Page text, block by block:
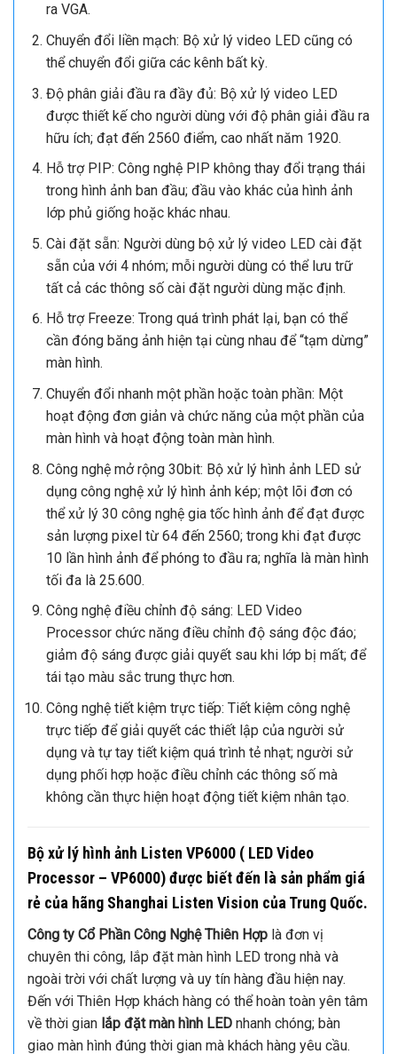
ra VGA.
Chuyển đổi liền mạch: Bộ xử lý video LED cũng có
thể chuyển đổi giữa các kênh bất kỳ.
Độ phân giải đầu ra đầy đủ: Bộ xử lý video LED
được thiết kế cho người dùng với độ phân giải đầu ra
hữu ích; đạt đến 2560 điểm, cao nhất năm 1920.
Hỗ trợ PIP: Công nghệ PIP không thay đổi trạng thái
trong hình ảnh ban đầu; đầu vào khác của hình ảnh
lớp phủ giống hoặc khác nhau.
Cài đặt sẵn: Người dùng bộ xử lý video LED cài đặt
sẵn của với 4 nhóm; mỗi người dùng có thể lưu trữ
tất cả các thông số cài đặt người dùng mặc định.
Hỗ trợ Freeze: Trong quá trình phát lại, bạn có thể
cần đóng băng ảnh hiện tại cùng nhau để “tạm dừng”
màn hình.
Chuyển đổi nhanh một phần hoặc toàn phần: Một
hoạt động đơn giản và chức năng của một phần của
màn hình và hoạt động toàn màn hình.
Công nghệ mở rộng 30bit: Bộ xử lý hình ảnh LED sử
dụng công nghệ xử lý hình ảnh kép; một lõi đơn có
thể xử lý 30 công nghệ gia tốc hình ảnh để đạt được
sản lượng pixel từ 64 đến 2560; trong khi đạt được
10 lần hình ảnh để phóng to đầu ra; nghĩa là màn hình
tối đa là 25.600.
Công nghệ điều chỉnh độ sáng: LED Video
Processor chức năng điều chỉnh độ sáng độc đáo;
giảm độ sáng được giải quyết sau khi lớp bị mất; để
tái tạo màu sắc trung thực hơn.
Công nghệ tiết kiệm trực tiếp: Tiết kiệm công nghệ
trực tiếp để giải quyết các thiết lập của người sử
dụng và tự tay tiết kiệm quá trình tẻ nhạt; người sử
dụng phối hợp hoặc điều chỉnh các thông số mà
không cần thực hiện hoạt động tiết kiệm nhân tạo.
Bộ xử lý hình ảnh Listen VP6000 ( LED Video
Processor – VP6000) được biết đến là sản phẩm giá
rẻ của hãng Shanghai Listen Vision của Trung Quốc.
Công ty Cổ Phần Công Nghệ Thiên Hợp là đơn vị
chuyên thi công, lắp đặt màn hình LED trong nhà và
ngoài trời với chất lượng và uy tín hàng đầu hiện nay.
Đến với Thiên Hợp khách hàng có thể hoàn toàn yên tâm
về thời gian lắp đặt màn hình LED nhanh chóng; bàn
giao màn hình đúng thời gian mà khách hàng yêu cầu.